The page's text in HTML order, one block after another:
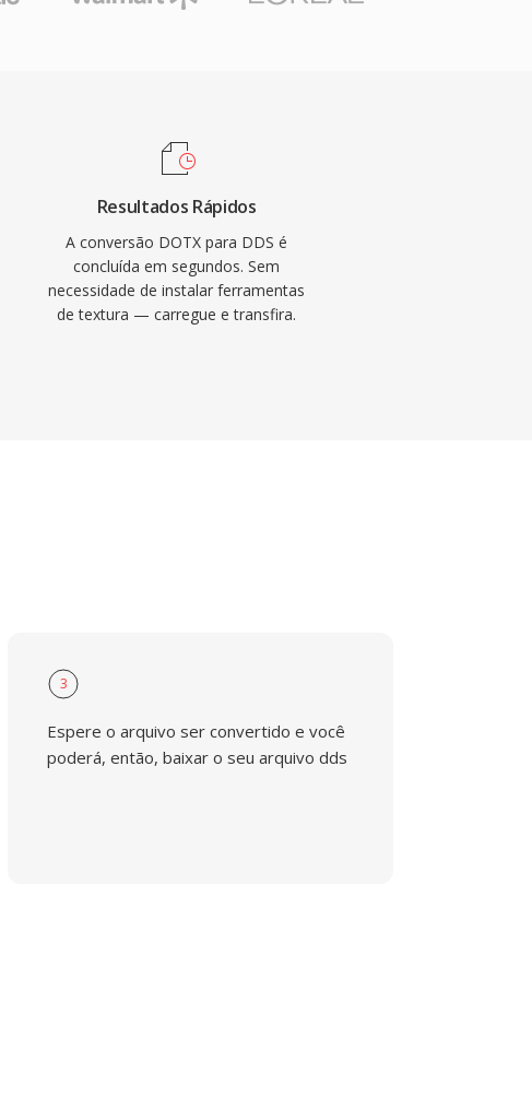
Resultados Rápidos
A conversão DOTX para DDS é
concluída em segundos. Sem
necessidade de instalar ferramentas
de textura — carregue e transfira.
3
Espere o arquivo ser convertido e você
poderá, então, baixar o seu arquivo dds